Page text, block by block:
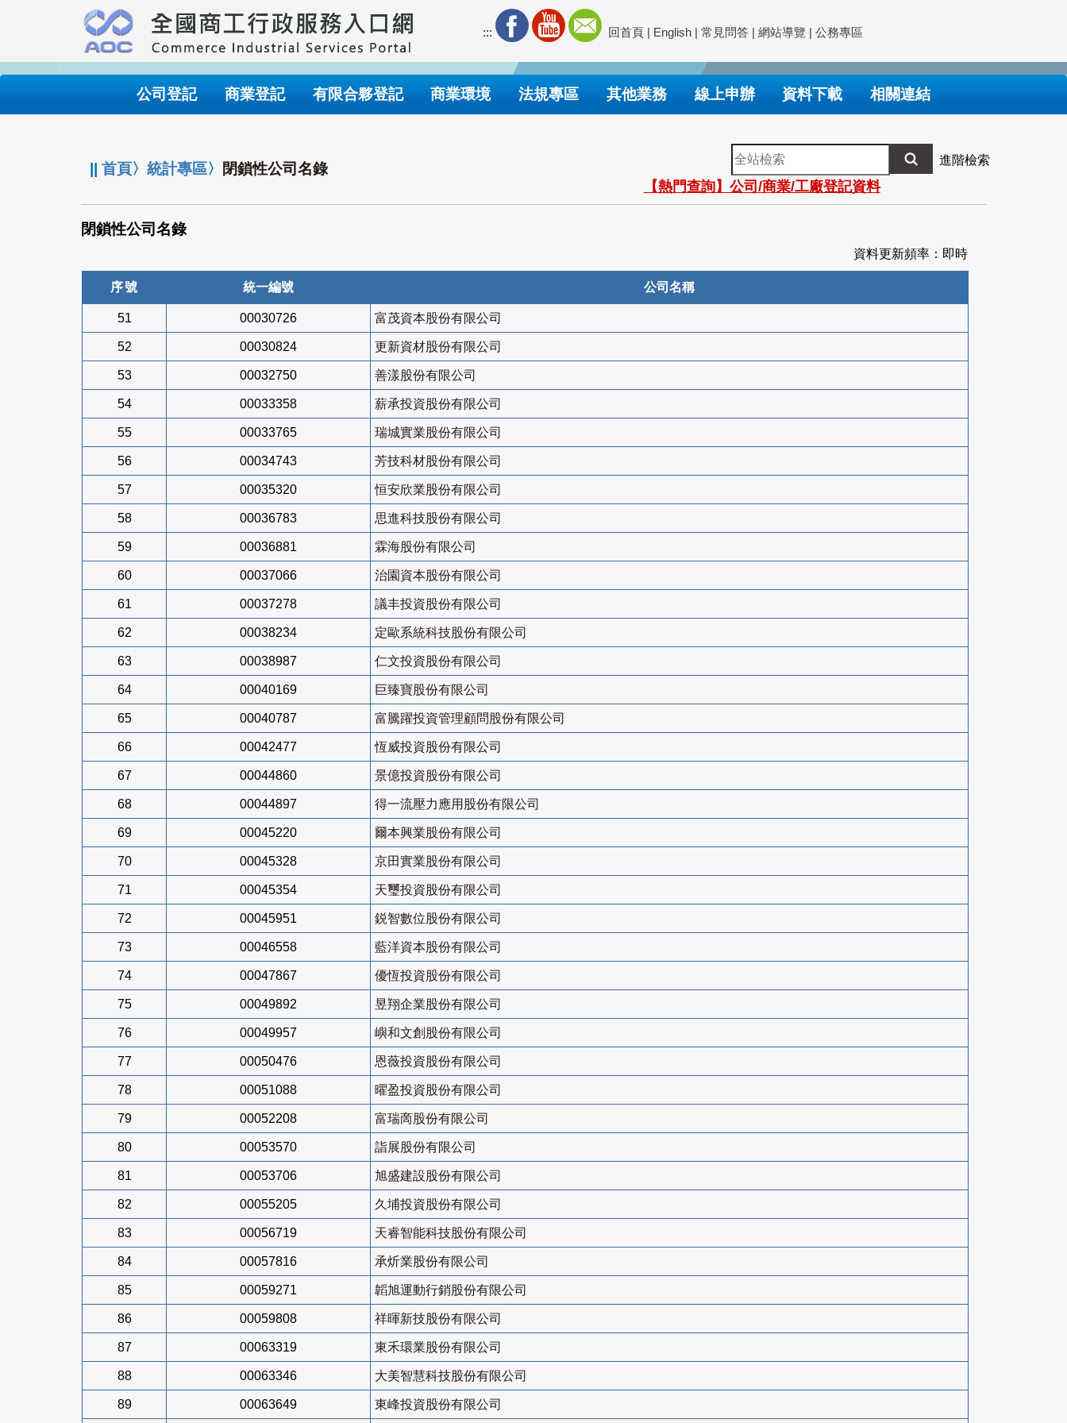
要
內
::: 回首頁 | English | 常見問答 | 網站導覽 | 公務專區
公司登記 商業登記 有限合夥登記 商業環境 法規專區 其他業務 線上申辦 資料下載 相關連結
||首頁〉統計專區〉 閉鎖性公司名錄
全
站
檢
索
進階檢索
【熱門查詢】公司/商業/工廠登記資料
閉鎖性公司名錄
資料更新頻率：即時
序號 統一編號 公司名稱
51 00030726 富茂資本股份有限公司
52 00030824 更新資材股份有限公司
53 00032750 善漾股份有限公司
54 00033358 薪承投資股份有限公司
55 00033765 瑞城實業股份有限公司
56 00034743 芳技科材股份有限公司
57 00035320 恒安欣業股份有限公司
58 00036783 思進科技股份有限公司
59 00036881 霖海股份有限公司
60 00037066 治園資本股份有限公司
61 00037278 議丰投資股份有限公司
62 00038234 定歐系統科技股份有限公司
63 00038987 仁文投資股份有限公司
64 00040169 巨臻寶股份有限公司
65 00040787 富騰躍投資管理顧問股份有限公司
66 00042477 恆威投資股份有限公司
67 00044860 景億投資股份有限公司
68 00044897 得一流壓力應用股份有限公司
69 00045220 爾本興業股份有限公司
70 00045328 京田實業股份有限公司
71 00045354 天璽投資股份有限公司
72 00045951 鋭智數位股份有限公司
73 00046558 藍洋資本股份有限公司
74 00047867 優恆投資股份有限公司
75 00049892 昱翔企業股份有限公司
76 00049957 嶼和文創股份有限公司
77 00050476 恩薇投資股份有限公司
78 00051088 曜盈投資股份有限公司
79 00052208 富瑞啇股份有限公司
80 00053570 詣展股份有限公司
81 00053706 旭盛建設股份有限公司
82 00055205 久埔投資股份有限公司
83 00056719 天睿智能科技股份有限公司
84 00057816 承炘業股份有限公司
85 00059271 韜旭運動行銷股份有限公司
86 00059808 祥暉新技股份有限公司
87 00063319 東禾環業股份有限公司
88 00063346 大美智慧科技股份有限公司
89 00063649 東峰投資股份有限公司